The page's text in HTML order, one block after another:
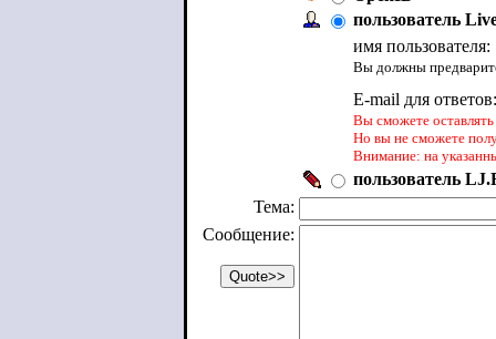
пользователь
имя пользователя:
Вы должны
E-mail для
Вы сможете
Но вы не сможете
Внимание: на
пользователь
Тема:
Сообщение: